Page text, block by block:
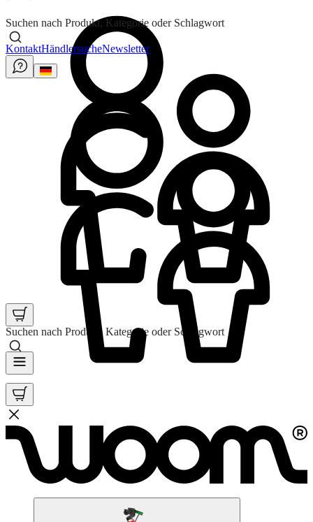
Suchen nach Produkt, Kategorie oder Schlagwort
Suchen nach Produkt, Kategorie oder Schlagwort
KontaktHändlersucheNewsletter